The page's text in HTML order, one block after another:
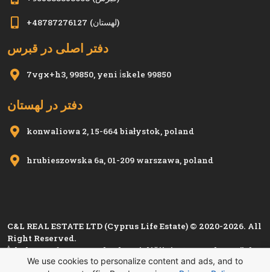
+48787276127 (لهستان)
دفتر اصلی در قبرس
7vgx+h3, 99850, yeni i̇skele 99850
دفتر در لهستان
konwaliowa 2, 15-664 białystok, poland
hrubieszowska 6a, 01-209 warszawa, poland
C&L REAL ESTATE LTD (Cyprus Life Estate) © 2020-2026. All
Right Reserved.
İskele Esnaf ve Zanaatkarlar Birliği'nin 1280, Kıbrıs Türk
Esnaf ve Zanaatkarlar Odası'nın i 1501sicil numarası ile
We use cookies to personalize content and ads, and to